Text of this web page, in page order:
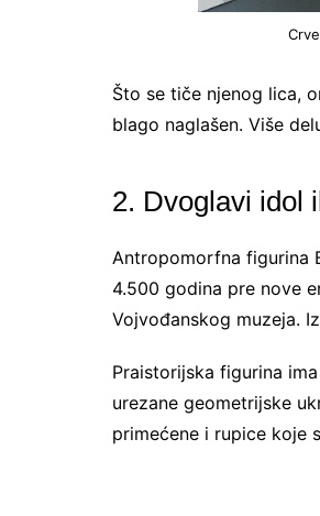
Što se tiče njenog lica,
blago naglašen. Više
2. Dvoglavi idol
Antropomorfna figurina
4.500 godina pre nove
Vojvođanskog muzeja.
Praistorijska figurina
urezane geometrijske
primećene i rupice koje